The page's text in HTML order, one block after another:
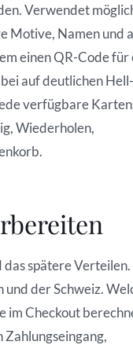
Verwendet
Motive, Namen und
einen QR-Code für
auf deutlichen Hell-
verfügbare
Wiederholen,
spätere
der Schweiz.
im Checkout